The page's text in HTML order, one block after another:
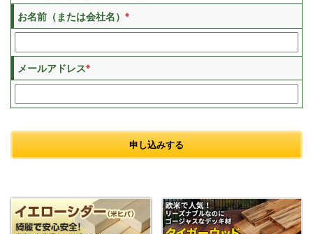
お名前（または会社名） ※
メールアドレス※